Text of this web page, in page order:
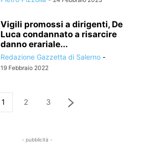
Vigili promossi a dirigenti, De
Luca condannato a risarcire
danno erariale...
Redazione Gazzetta di Salerno -
19 Febbraio 2022
1 2 3
- pubblicità -